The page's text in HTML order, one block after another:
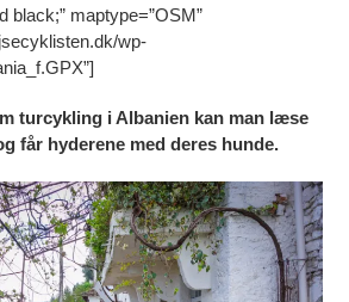
black;” maptype=”OSM”
wp-
turcykling i Albanien kan man læse
får hyderene med deres hunde.